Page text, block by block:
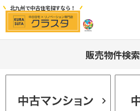
北九州で中古住宅探すなら！
販売物件検索